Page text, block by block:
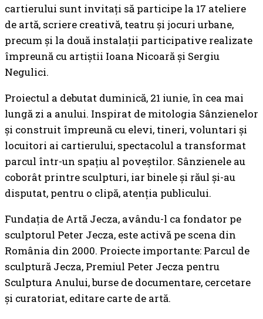
cartierului sunt invitați să participe la 17 ateliere
de artă, scriere creativă, teatru și jocuri urbane,
precum și la două instalații participative realizate
împreună cu artiștii Ioana Nicoară și Sergiu
Negulici.
Proiectul a debutat duminică, 21 iunie, în cea mai
lungă zi a anului. Inspirat de mitologia Sânzienelor
și construit împreună cu elevi, tineri, voluntari și
locuitori ai cartierului, spectacolul a transformat
parcul într-un spațiu al poveștilor. Sânzienele au
coborât printre sculpturi, iar binele și răul și-au
disputat, pentru o clipă, atenția publicului.
Fundația de Artă Jecza, avându-l ca fondator pe
sculptorul Peter Jecza, este activă pe scena din
România din 2000. Proiecte importante: Parcul de
sculptură Jecza, Premiul Peter Jecza pentru
Sculptura Anului, burse de documentare, cercetare
și curatoriat, editare carte de artă.